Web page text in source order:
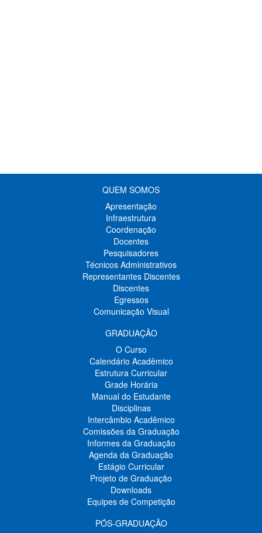
QUEM SOMOS
Apresentação
Infraestrutura
Coordenação
Docentes
Pesquisadores
Técnicos Administrativos
Representantes Discentes
Discentes
Egressos
Comunicação Visual
GRADUAÇÃO
O Curso
Calendário Acadêmico
Estrutura Curricular
Grade Horária
Manual do Estudante
Disciplinas
Intercâmbio Acadêmico
Comissões da Graduação
Informes da Graduação
Agenda da Graduação
Estágio Curricular
Projeto de Graduação
Downloads
Equipes de Competição
PÓS-GRADUAÇÃO